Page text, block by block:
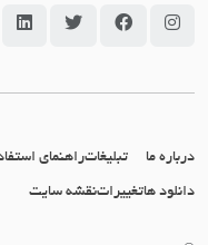
سامانه جاما در اینستاگرام
سامانه جاما در
سامانه
درباره ما تبلیغاتراهنمای
دانلود هاتغییراتنقشه سایت